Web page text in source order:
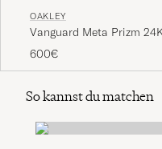
OAKLEY
Vanguard Meta Prizm
Sunglasses Gold
600€
So kannst du matchen